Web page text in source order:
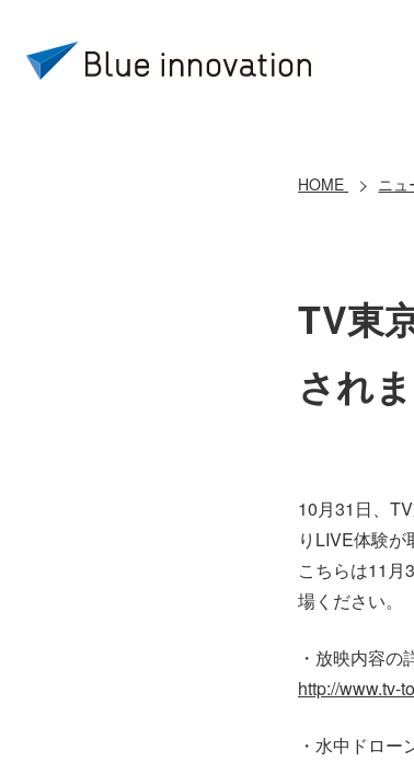
HOME ニュ
TV東
され
10月31日、
りLIVE体験が
こちらは11月
場ください。
・放映内容
http://www.tv-
・水中ドロ